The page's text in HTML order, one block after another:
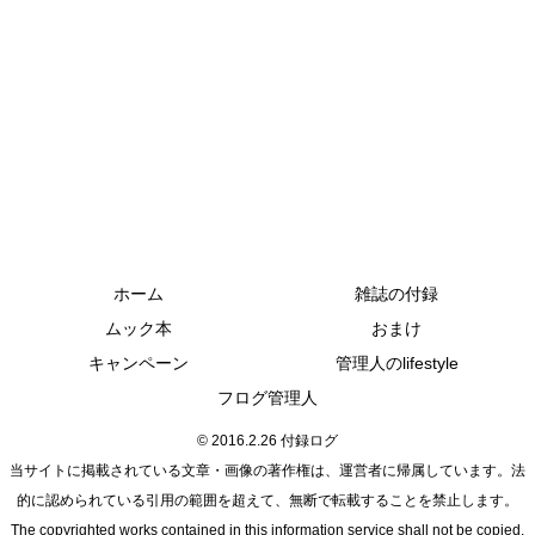
ホーム
雑誌の付録
ムック本
おまけ
キャンペーン
管理人のlifestyle
フログ管理人
© 2016.2.26 付録ログ
当サイトに掲載されている文章・画像の著作権は、運営者に帰属しています。法
的に認められている引用の範囲を超えて、無断で転載することを禁止します。
The copyrighted works contained in this information service shall not be copied,